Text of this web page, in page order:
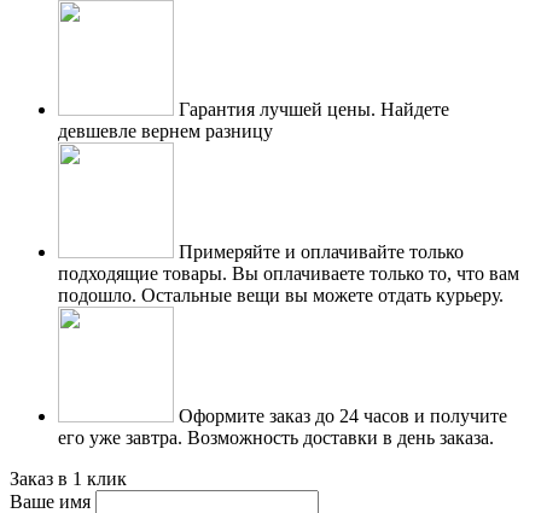
Гарантия лучшей цены. Найдете
девшевле вернем разницу
Примеряйте и оплачивайте только
подходящие товары. Вы оплачиваете только то, что вам
подошло. Остальные вещи вы можете отдать курьеру.
Оформите заказ до 24 часов и получите
его уже завтра. Возможность доставки в день заказа.
Заказ в 1 клик
Ваше имя